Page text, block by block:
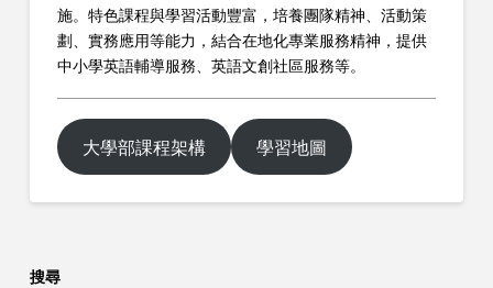
施。特色課程與學習活動豐富，培養團隊精神、活動策
劃、實務應用等能力，結合在地化專業服務精神，提供
中小學英語輔導服務、英語文創社區服務等。
大學部課程架構 學習地圖
搜尋